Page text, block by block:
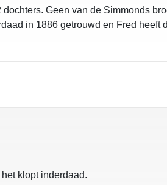
Geen van de Simmonds
in 1886 getrouwd en Fred heeft
klopt inderdaad.